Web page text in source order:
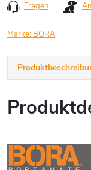
Fragen
Marke: BORA